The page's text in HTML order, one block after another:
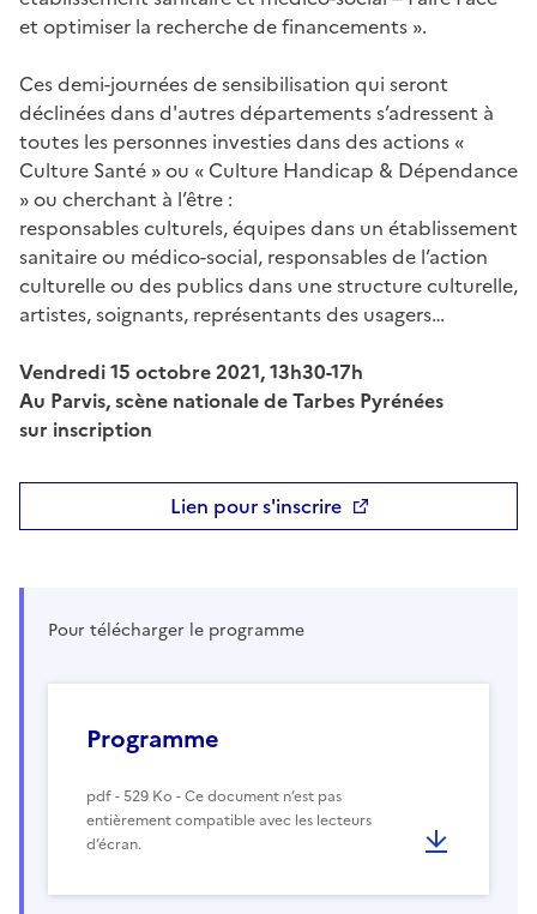
et optimiser la recherche de financements ».
Ces demi-journées de sensibilisation qui seront
déclinées dans d'autres départements s’adressent à
toutes les personnes investies dans des actions «
Culture Santé » ou « Culture Handicap & Dépendance
» ou cherchant à l’être :
responsables culturels, équipes dans un établissement
sanitaire ou médico-social, responsables de l’action
culturelle ou des publics dans une structure culturelle,
artistes, soignants, représentants des usagers…
Vendredi 15 octobre 2021, 13h30-17h
Au Parvis, scène nationale de Tarbes Pyrénées
sur inscription
Lien pour s'inscrire
Pour télécharger le programme
Programme
pdf - 529 Ko - Ce document n’est pas
entièrement compatible avec les lecteurs
d’écran.